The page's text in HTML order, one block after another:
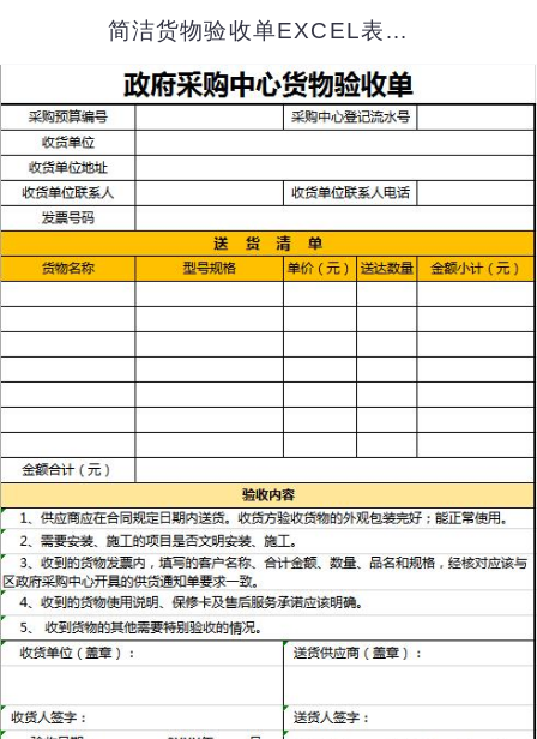
简洁货物验收单EXCEL表格模板